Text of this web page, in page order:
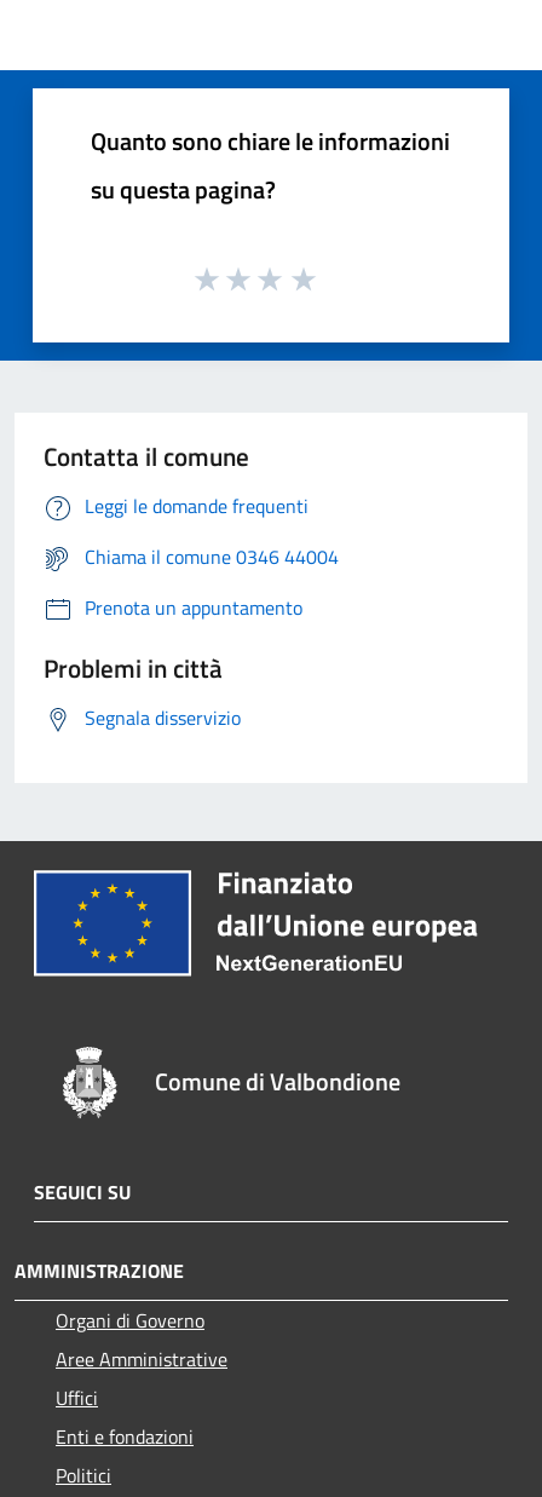
Quanto sono chiare le informazioni
su questa pagina?
Contatta il comune
Leggi le domande frequenti
Chiama il comune 0346 44004
Prenota un appuntamento
Problemi in città
Segnala disservizio
Comune di Valbondione
SEGUICI SU
AMMINISTRAZIONE
Organi di Governo
Aree Amministrative
Uffici
Enti e fondazioni
Politici